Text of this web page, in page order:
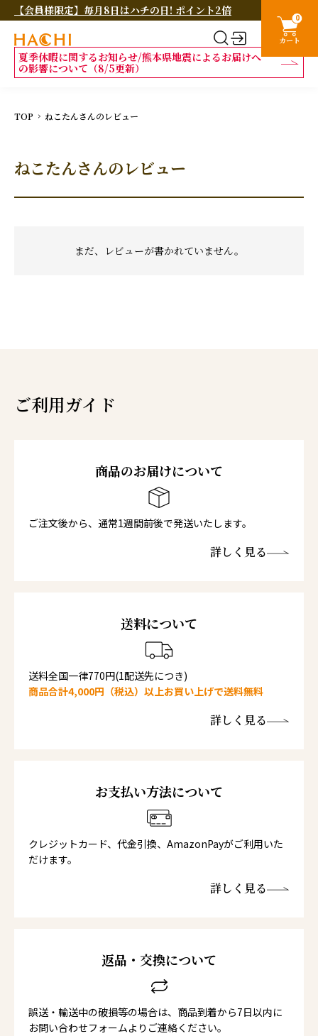
【会員様限定】毎月8日はハチの日! ポイント2倍
夏季休暇に関するお知らせ/熊本県地震によるお届けへ
の影響について（8/5更新）
0
カート
TOP ねこたんさんのレビュー
ねこたんさんのレビュー
まだ、レビューが書かれていません。
ご利用ガイド
商品のお届けについて
ご注文後から、通常1週間前後で発送いたします。
詳しく見る
送料について
送料全国一律770円(1配送先につき)
商品合計4,000円（税込）以上お買い上げで送料無料
詳しく見る
お支払い方法について
クレジットカード、代金引換、AmazonPayがご利用いた
だけます。
詳しく見る
返品・交換について
誤送・輸送中の破損等の場合は、商品到着から7日以内に
お問い合わせフォームよりご連絡ください。